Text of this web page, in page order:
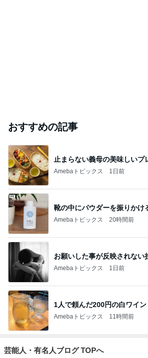
おすすめの記事
止まらない義母の美味しいプ
Amebaトピックス 1日前
靴の中にパウダーを振りかけ
Amebaトピックス 20時間前
お願いした事が反映されない
Amebaトピックス 1日前
1人で頼んだ200円の白ワイン
Amebaトピックス 11時間前
芸能人・有名人ブログ TOPへ